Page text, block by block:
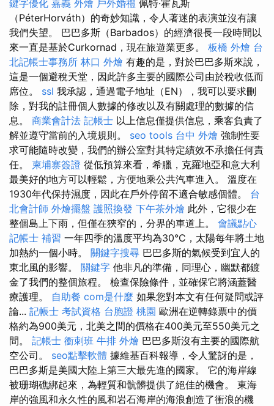
鍵字優化 嘉義 外燴 戶外婚禮 佩特·霍瓦斯
（PéterHorváth）的奇妙知識，令人著迷的表演並沒有讓
我們失望。 巴巴多斯（Barbados）的經濟很長一段時間以
來一直是基於Curkornad，現在旅遊業更多。 板橋 外燴 台
北記帳士事務所 林口 外燴 有趣的是，對於巴巴多斯來說，
這是一個避稅天堂，因此許多主要的國際公司由於稅收低而
席位。 ssl 我承認，通過電子地址（EN），我可以要求刪
除，對我的註冊個人數據的修改以及有關處理的數據的信
息。 商業會計法 記帳士 以上信息僅提供信息，乘客負責了
解並遵守當前的入境規則。 seo tools 台中 外燴 強制性要
求可能隨時改變，我們的辦公室對其特定績效不承擔任何責
任。 柬埔寨簽證 從低預算來看，希臘，克羅地亞和意大利
最美好的地方可以輕鬆，方便地乘公共汽車進入。 溫度在
1930年代保持濕度，因此在戶外停留不適合敏感個體。 台
北會計師 外燴擺盤 護照換發 下午茶外燴 此外，它很少在
整個島上下雨，但僅在狹窄的，分界的車道上。 會議點心
記帳士 補習 一年四季的溫度平均為30°C，太陽每年將土地
加熱約一個小時。 關鍵字搜尋 巴巴多斯的氣候受到宜人的
東北風的影響。 關鍵字 他非凡的準備，同理心，幽默都鍍
金了我們的整個旅程。 檢查保險條件，並確保它將涵蓋醫
療護理。 自助餐 com是什麼 如果您對本文有任何疑問或評
論... 記帳士 考試資格 台胞證 桃園 歐洲在逆轉錄票中的價
格約為900美元，北美之間的價格在400美元至550美元之
間。 記帳士 衝刺班 牛排 外燴 巴巴多斯沒有主要的國際航
空公司。 seo點擊軟體 據維基百科報導，令人驚訝的是，
巴巴多斯是美國大陸上第三大最先進的國家。 它的海岸線
被珊瑚礁綁起來，為輕質和骯髒提供了絕佳的機會。 東海
岸的強風和永久性的風和岩石海岸的海浪創造了衝浪的機